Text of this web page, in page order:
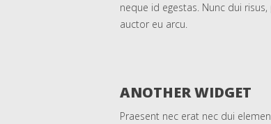
neque id egestas. Nunc dui
auctor eu arcu.
ANOTHER WIDGET
Praesent nec erat nec dui